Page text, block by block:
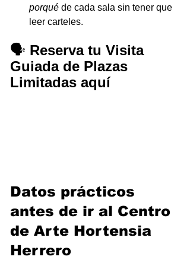
porqué de cada sala sin tener que
leer carteles.
🗣️ Reserva tu Visita
Guiada de Plazas
Limitadas aquí
Datos prácticos
antes de ir al Centro
de Arte Hortensia
Herrero